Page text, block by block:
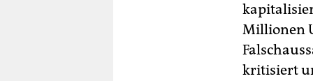
Millionen
kritisiert